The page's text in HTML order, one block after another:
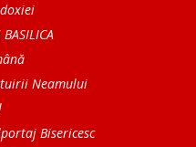
Neamului
Bisericesc